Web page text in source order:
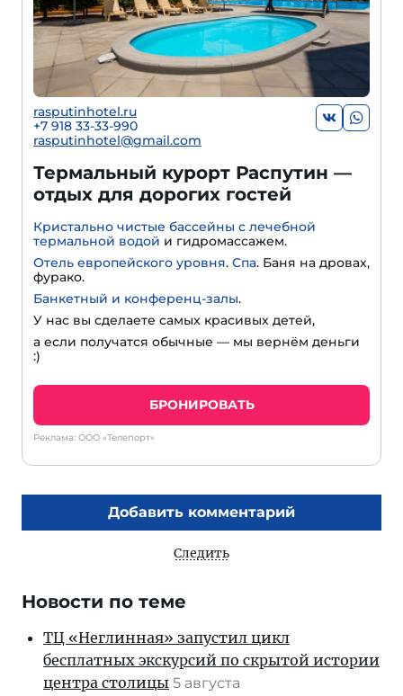
rasputinhotel.ru
+7 918 33-33-990
rasputinhotel@gmail.com
Термальный курорт Распутин —
отдых для дорогих гостей
Кристально чистые бассейны с лечебной
термальной водой и гидромассажем.
Отель европейского уровня. Спа. Баня на дровах,
фурако.
Банкетный и конференц-залы.
У нас вы сделаете самых красивых детей,
а если получатся обычные — мы вернём деньги
:)
БРОНИРОВАТЬ
Реклама: ООО «Телепорт»
Добавить комментарий
Следить
Новости по теме
ТЦ «Неглинная» запустил цикл
бесплатных экскурсий по скрытой истории
центра столицы 5 августа